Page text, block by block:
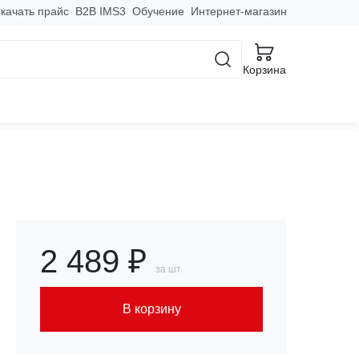
прайс B2B IMS3 Обучение Интернет-магазин
Корзина
6кА без теплового
2 489 ₽ за шт
В корзину